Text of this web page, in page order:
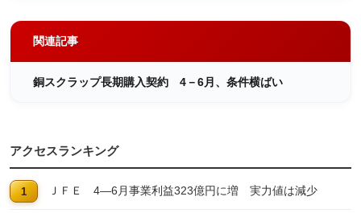
関連記事
銅スクラップ長期購入契約 4－6月、条件横ばい
アクセスランキング
ＪＦＥ 4―6月事業利益323億円に増 実力値は減少